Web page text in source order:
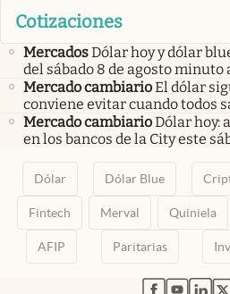
Cotizaciones
MercadosDólar hoy y dólar
del sábado 8 de agosto minuto
Mercado cambiarioEl dólar
conviene evitar cuando todos
Mercado cambiarioDólar hoy:
en los bancos de la City este
Dólar Dólar Blue
Fintech Merval Quiniela
AFIP Paritarias
abre en
abre